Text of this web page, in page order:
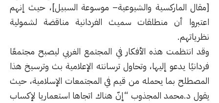
[مقال الماركسية والشيوعية– موسوعة السبيل]، حيث إنهم
اعتبروا أن منطلقات سميث الفردانية مناقضة لشمولية
نظرياتهم.
وقد انتظمت هذه الأفكار في المجتمع الغربي ليصبح مجتمعًا
فردانيًا يدعو إليها، وتحاول ترسانته الإعلامية بث وترسيخ هذا
المصطلح بما يحمله من قيم في المجتمعات الإسلامية، حيث
يقول د.محمد المجذوب “إنّ هناك اتجاها استعماريا لإكساب